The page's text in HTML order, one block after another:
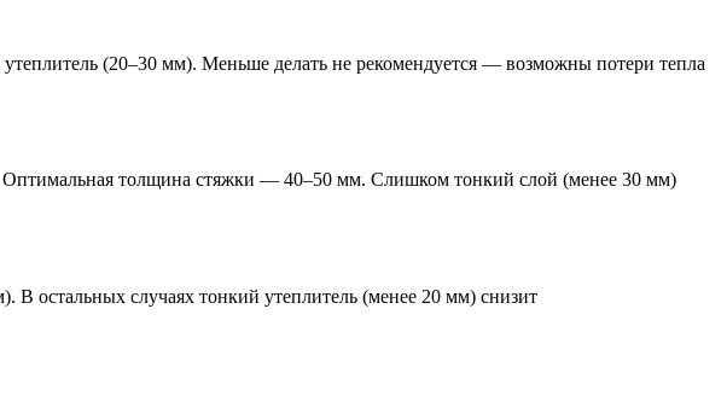
(20–30 мм). Меньше делать не рекомендуется — возможны потери тепла
Оптимальная толщина стяжки — 40–50 мм. Слишком тонкий слой (менее 30 мм)
остальных случаях тонкий утеплитель (менее 20 мм) снизит